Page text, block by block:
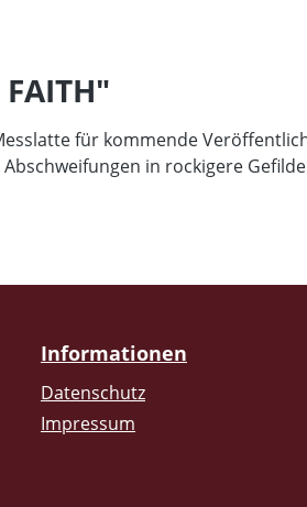
für kommende
in rockigere
Informationen
Datenschutz
Impressum